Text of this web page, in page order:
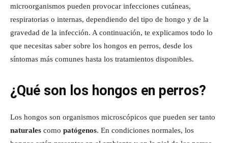
microorganismos pueden provocar infecciones cutáneas,
respiratorias o internas, dependiendo del tipo de hongo y de la
gravedad de la infección. A continuación, te explicamos todo lo
que necesitas saber sobre los hongos en perros, desde los
síntomas más comunes hasta los tratamientos disponibles.
¿Qué son los hongos en perros?
Los hongos son organismos microscópicos que pueden ser tanto
naturales como patógenos. En condiciones normales, los